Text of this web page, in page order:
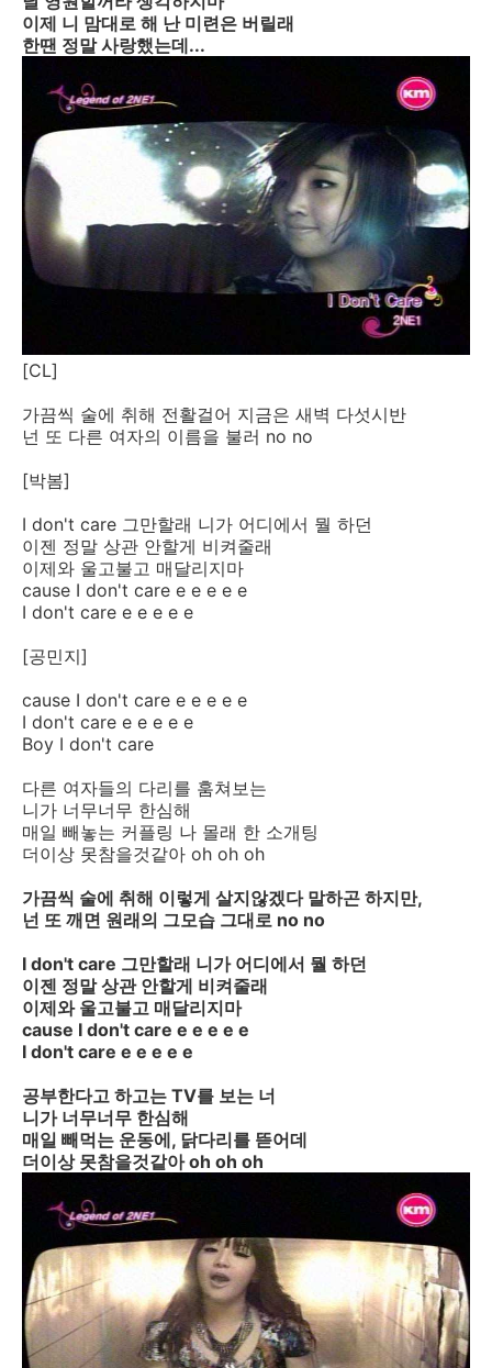
이제 니 맘대로 해 난 미련은 버릴래
한땐 정말 사랑했는데...
[CL]
가끔씩 술에 취해 전활걸어 지금은 새벽 다섯시반
넌 또 다른 여자의 이름을 불러 no no
[박봄]
I don't care 그만할래 니가 어디에서 뭘 하던
이젠 정말 상관 안할게 비켜줄래
이제와 울고불고 매달리지마
cause I don't care e e e e e
I don't care e e e e e
[공민지]
cause I don't care e e e e e
I don't care e e e e e
Boy I don't care
다른 여자들의 다리를 훔쳐보는
니가 너무너무 한심해
매일 빼놓는 커플링 나 몰래 한 소개팅
더이상 못참을것같아 oh oh oh
가끔씩 술에 취해 이렇게 살지않겠다 말하곤 하지만,
넌 또 깨면 원래의 그모습 그대로 no no
I don't care 그만할래 니가 어디에서 뭘 하던
이젠 정말 상관 안할게 비켜줄래
이제와 울고불고 매달리지마
cause I don't care e e e e e
I don't care e e e e e
공부한다고 하고는 TV를 보는 너
니가 너무너무 한심해
매일 빼먹는 운동에, 닭다리를 뜯어데
더이상 못참을것같아 oh oh oh